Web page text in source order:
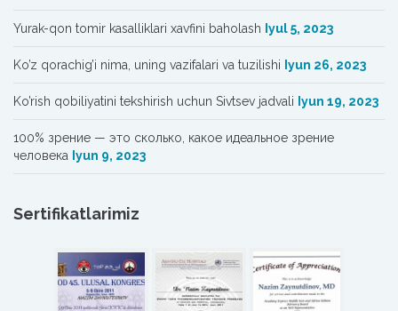
Yurak-qon tomir kasalliklari xavfini baholash Iyul 5, 2023
Ko’z qorachig’i nima, uning vazifalari va tuzilishi Iyun 26, 2023
Ko’rish qobiliyatini tekshirish uchun Sivtsev jadvali Iyun 19, 2023
100% зрение — это сколько, какое идеальное зрение
человека Iyun 9, 2023
Sertifikatlarimiz